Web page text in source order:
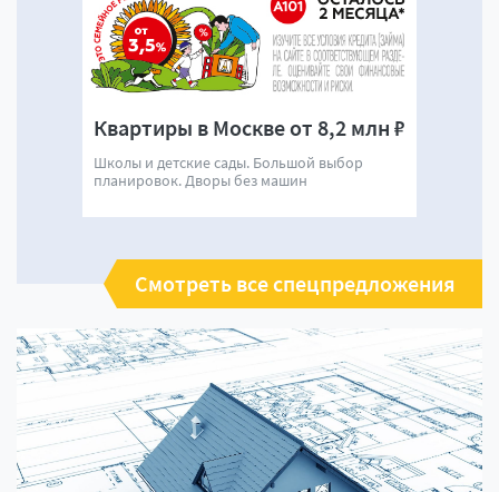
Квартиры в Москве от 8,2 млн ₽
Школы и детские сады. Большой выбор
планировок. Дворы без машин
Смотреть все спецпредложения